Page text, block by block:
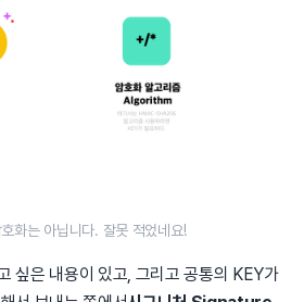
화는 아닙니다. 잘못 적었네요!
싶은 내용이 있고, 그리고 공통의 KEY가